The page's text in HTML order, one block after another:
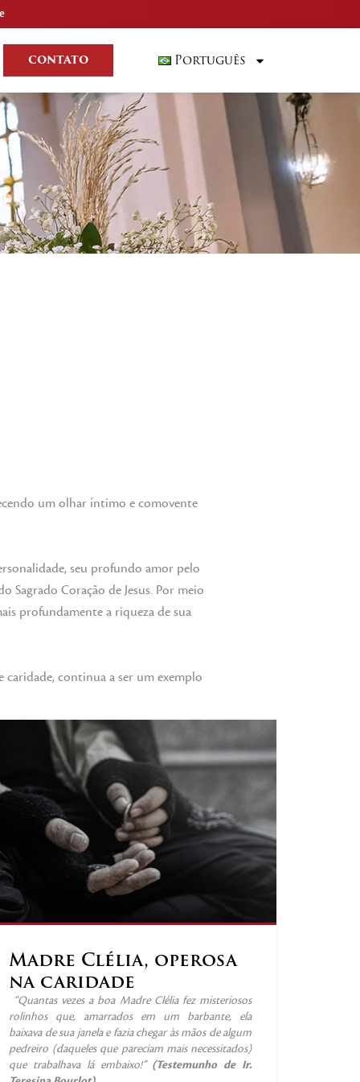
CONTATO Português
um olhar íntimo e comovente
seu profundo amor pelo
Sagrado Coração de Jesus. Por meio
profundamente a riqueza de sua
caridade, continua a ser um exemplo
Madre Clélia, operosa
na caridade
“Quantas vezes a boa Madre Clélia fez misteriosos
rolinhos que, amarrados em um barbante, ela
baixava de sua janela e fazia chegar às mãos de algum
pedreiro (daqueles que pareciam mais necessitados)
que trabalhava lá embaixo!” (Testemunho de Ir.